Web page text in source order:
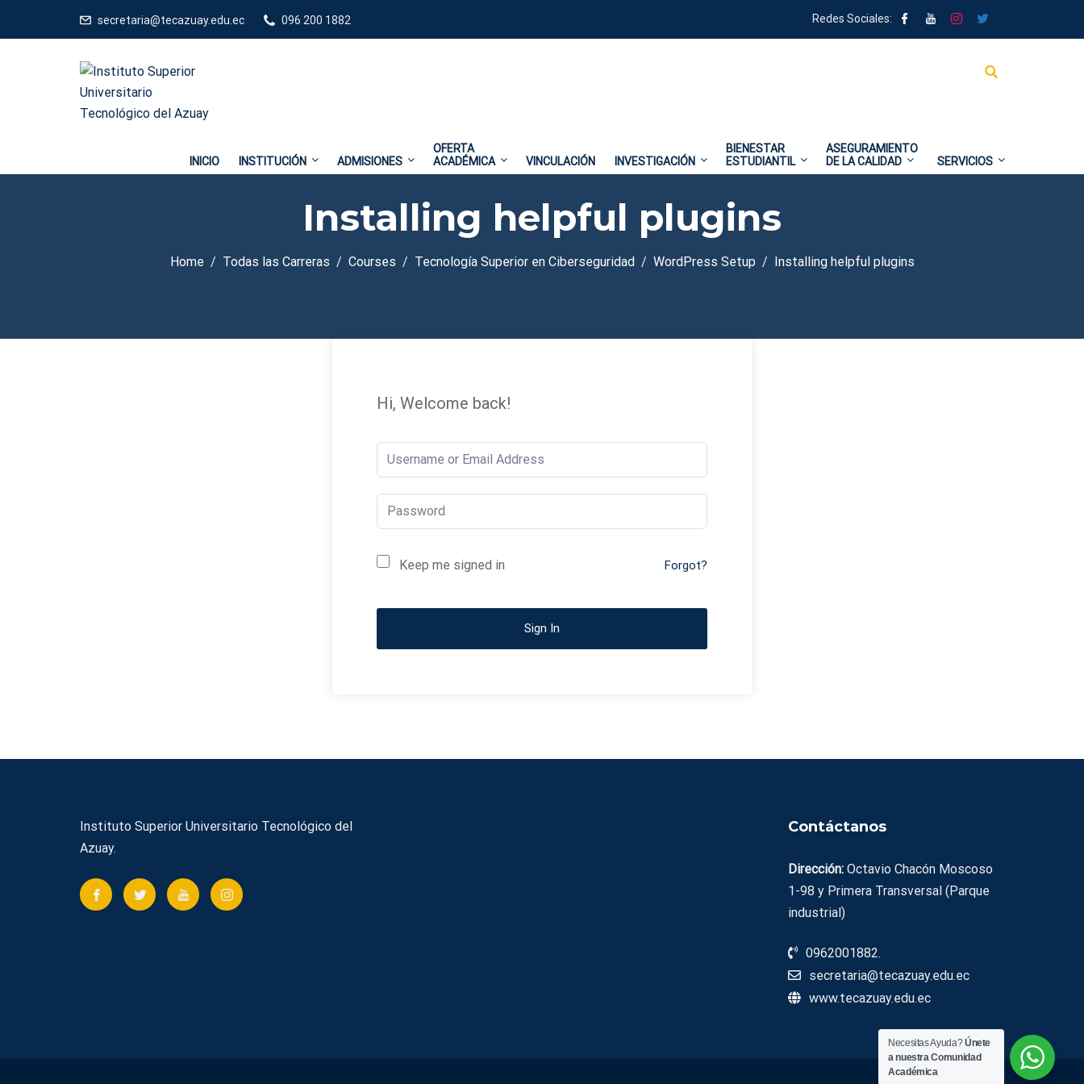
secretaria@tecazuay.edu.ec 096 200 1882 Redes Sociales:
INICIO INSTITUCIÓN ADMISIONES
OFERTA
ACADÉMICA
VINCULACIÓN INVESTIGACIÓN
BIENESTAR
ESTUDIANTIL
ASEGURAMIENTO
DE LA CALIDAD
SERVICIOS
Installing helpful plugins
Home Todas las Carreras Courses Tecnología Superior en Ciberseguridad WordPress Setup Installing helpful plugins
Hi, Welcome back!
Keep me signed in Forgot?
Sign In
Instituto Superior Universitario Tecnológico del
Azuay.
Contáctanos
Dirección:Octavio Chacón Moscoso
1-98 y Primera Transversal (Parque
industrial)
0962001882.
secretaria@tecazuay.edu.ec
www.tecazuay.edu.ec
Necesitas Ayuda?Únete
a nuestra Comunidad
Académica